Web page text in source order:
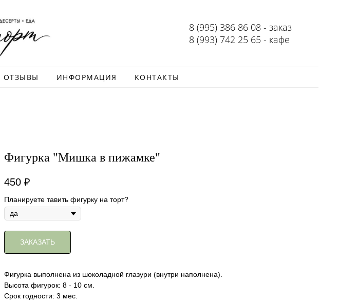
8 (995) 386 86 08 - заказ
8 (993) 742 25 65 - кафе
ОТЗЫВЫ ИНФОРМАЦИЯ КОНТАКТЫ
Фигурка "Мишка в пижамке"
450 ₽
Планируете тавить фигурку на торт?
ЗАКАЗАТЬ
Фигурка выполнена из шоколадной глазури (внутри наполнена).
Высота фигурок: 8 - 10 см.
Срок годности: 3 мес.